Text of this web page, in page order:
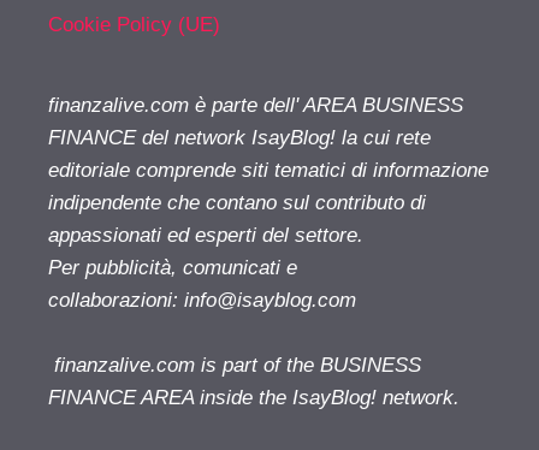
Cookie Policy (UE)
finanzalive.com è parte dell' AREA BUSINESS
FINANCE del network IsayBlog! la cui rete
editoriale comprende siti tematici di informazione
indipendente che contano sul contributo di
appassionati ed esperti del settore.
Per pubblicità, comunicati e
collaborazioni: info@isayblog.com
finanzalive.com is part of the BUSINESS
FINANCE AREA inside the IsayBlog! network.